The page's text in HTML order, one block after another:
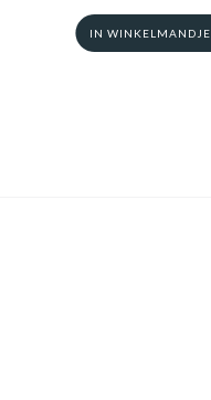
IN WINKELMANDJE